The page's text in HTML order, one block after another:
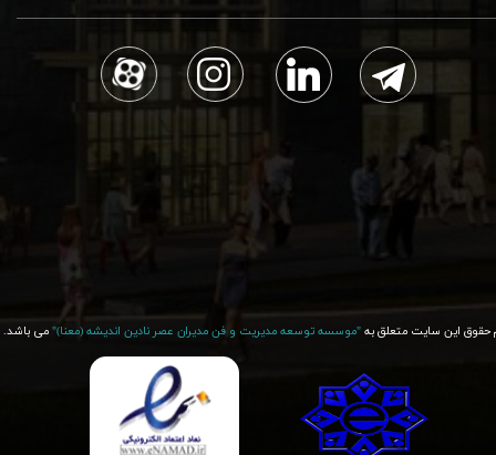
حقوق این سایت متعلق به "موسسه توسعه مدیریت و فن مدیران عصر نادین اندیشه (معنا)"​​​​​​​ می باشد.